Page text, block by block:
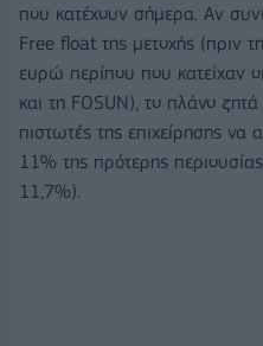
που κατέχουν σήμερα. Αν
Free float της μετοχής (πριν
ευρώ περίπου που κατείχαν
και τη FOSUN), το πλάνο
πιστωτές της επιχείρησης
11% της πρότερης
11,7%).